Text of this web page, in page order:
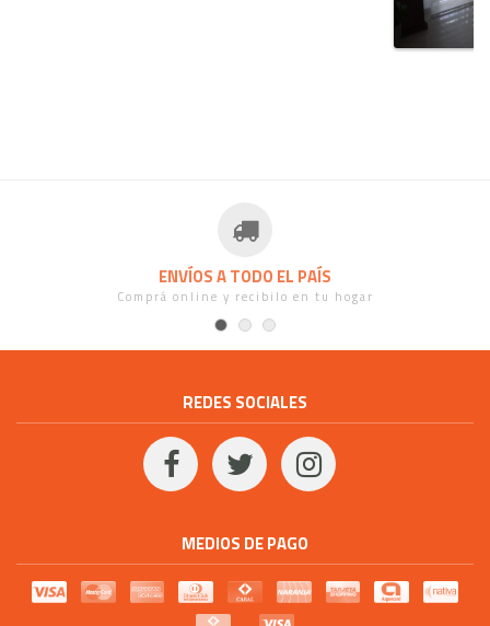
ENVÍOS A TODO EL PAÍS
Comprá online y recibilo en tu hogar
REDES SOCIALES
MEDIOS DE PAGO